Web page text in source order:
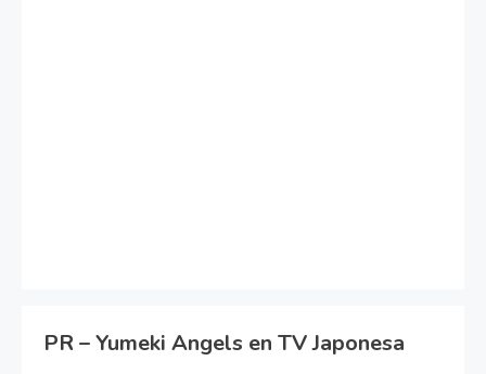
PR – Yumeki Angels en TV Japonesa